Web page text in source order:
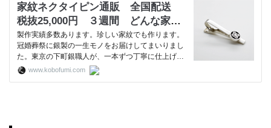
家紋ネクタイピン通販 全国配送
税抜25,000円 ３週間 どんな家紋
でもお作りします
製作実績多数あります。珍しい家紋でも作ります。
冠婚葬祭に銀製の一生モノをお届けしてまいりまし
た。東京の下町銀職人が、一本ずつ丁寧に仕上げま
す。お気軽にご相談くださいませ。
www.kobofumi.com